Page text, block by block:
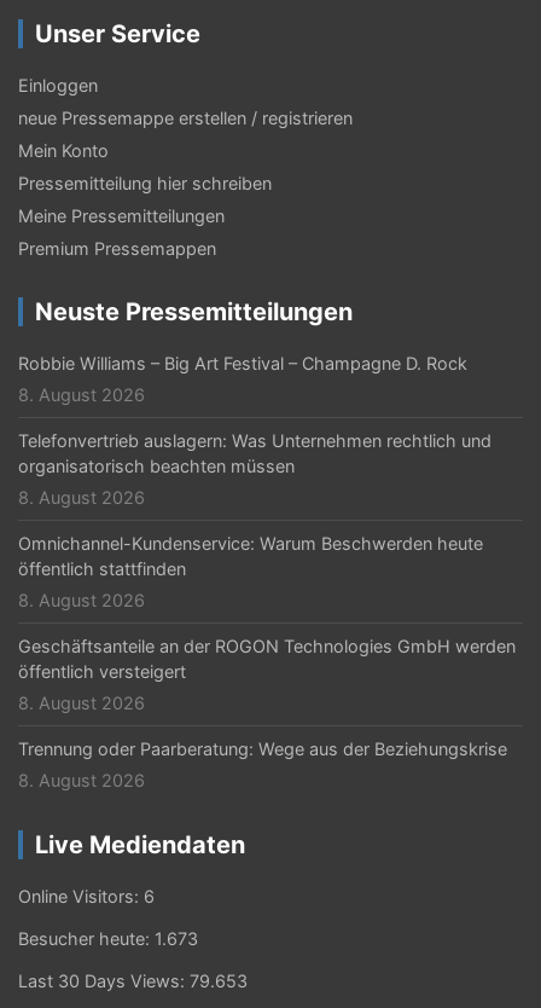
Unser Service
Einloggen
neue Pressemappe erstellen / registrieren
Mein Konto
Pressemitteilung hier schreiben
Meine Pressemitteilungen
Premium Pressemappen
Neuste Pressemitteilungen
Robbie Williams – Big Art Festival – Champagne D. Rock
8. August 2026
Telefonvertrieb auslagern: Was Unternehmen rechtlich und
organisatorisch beachten müssen
8. August 2026
Omnichannel-Kundenservice: Warum Beschwerden heute
öffentlich stattfinden
8. August 2026
Geschäftsanteile an der ROGON Technologies GmbH werden
öffentlich versteigert
8. August 2026
Trennung oder Paarberatung: Wege aus der Beziehungskrise
8. August 2026
Live Mediendaten
Online Visitors: 6
Besucher heute: 1.673
Last 30 Days Views: 79.653